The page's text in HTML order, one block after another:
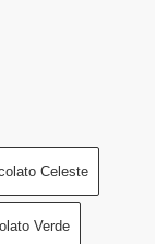
Celeste
Verde